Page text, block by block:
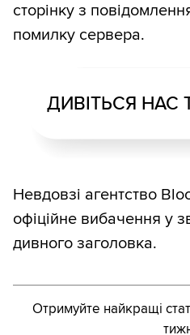
сторінку з
помилку сервера.
ДИВІТЬСЯ НАС
Невдовзі агентство
офіційне вибачення у
дивного заголовка.
Отримуйте найкращі